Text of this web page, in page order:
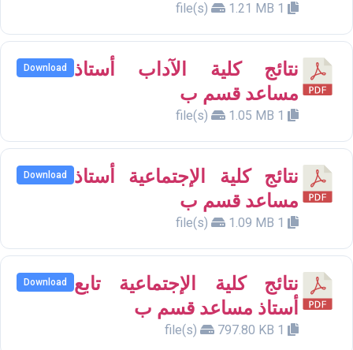
1.21 MB
نتائج كلية الآداب أستاذ
مساعد قسم ب
1.05 MB
Download
نتائج كلية الإجتماعية أستاذ
مساعد قسم ب
1.09 MB
Download
نتائج كلية الإجتماعية تابع
أستاذ مساعد قسم ب
797.80 KB
Download